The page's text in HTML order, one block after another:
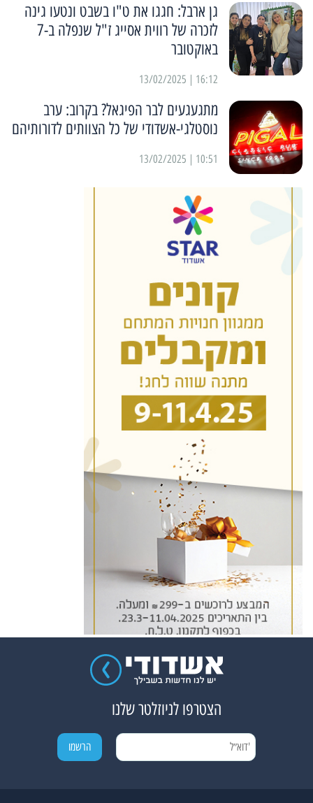
גן ארבל: חגגו את ט"ו בשבט ונטעו גינה
לזכרה של רווית אסייג ז"ל שנפלה ב-7
באוקטובר
16:12 | 13/02/2025
מתגעגעים לבר הפיגאל? בקרוב: ערב
נוסטלגי-אשדודי של כל הצוותים לדורותיהם
10:51 | 13/02/2025
הצטרפו לניוזלטר שלנו